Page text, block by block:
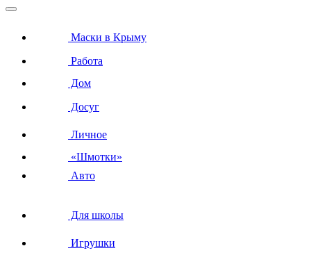
Маски в Крыму
Работа
Дом
Досуг
Личное
«Шмотки»
Авто
Для школы
Игрушки